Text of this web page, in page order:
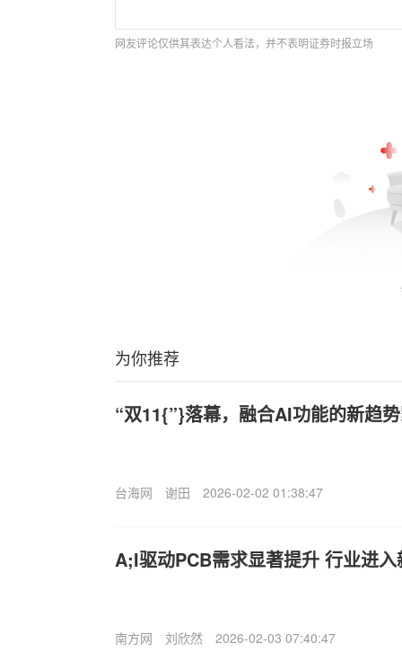
网友评论仅供其表达个人看法，并不表明证券时报立场
为你推荐
“双11{”}落幕，融合AI功能的新趋
台海网 谢田 2026-02-02 01:38:47
A;I驱动PCB需求显著提升 行业进
南方网 刘欣然 2026-02-03 07:40:47